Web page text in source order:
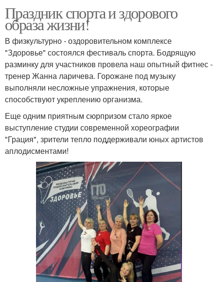
Праздник спорта и здорового
образа жизни!
В физкультурно - оздоровительном комплексе
"Здоровье" состоялся фестиваль спорта. Бодрящую
разминку для участников провела наш опытный фитнес -
тренер Жанна ларичева. Горожане под музыку
выполняли несложные упражнения, которые
способствуют укреплению организма.
Еще одним приятным сюрпризом стало яркое
выступление студии современной хореографии
"Грация", зрители тепло поддерживали юных артистов
аплодисментами!